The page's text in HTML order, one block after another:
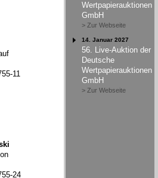
11
24
Wertpapierauktionen
GmbH
> Zur Webseite
14. Januar 2027
56. Live-Auktion der
Deutsche
Wertpapierauktionen
GmbH
> Zur Webseite